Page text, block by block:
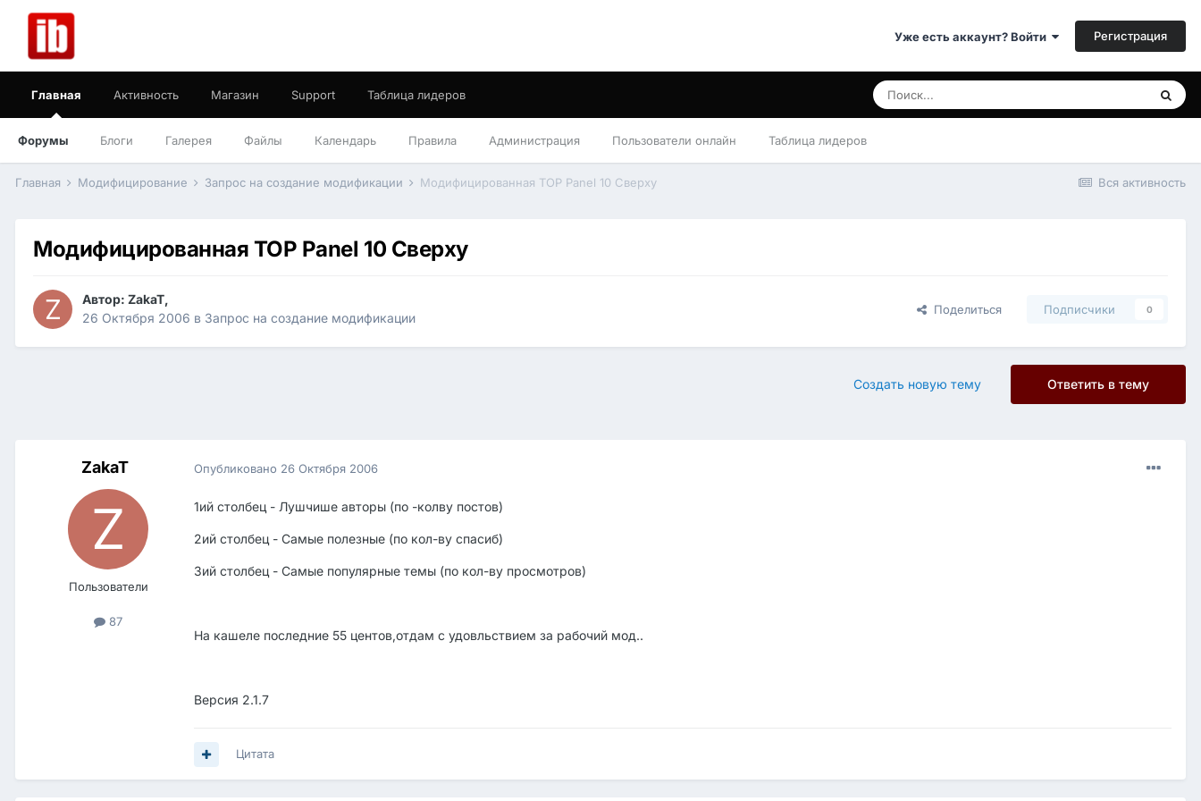
Уже есть аккаунт? Войти Регистрация
Главная
Форумы Блоги Галерея Файлы Календарь Правила Администрация Пользователи онлайн Таблица лидеров
Активность Магазин Support Таблица лидеров
Вся активность
Главная Модифицирование Запрос на создание модификации Модифицированная TOP Panel 10 Сверху
Модифицированная TOP Panel 10 Сверху
Автор: ZakaT,
26 Октября 2006 в Запрос на создание модификации
Поделиться Подписчики 0
Ответить в тему
Создать новую тему
ZakaT
Пользователи
87
Опубликовано 26 Октября 2006
1ий столбец - Лушчише авторы (по -колву постов)
2ий столбец - Самые полезные (по кол-ву спасиб)
3ий столбец - Самые популярные темы (по кол-ву просмотров)
На кашеле последние 55 центов,отдам с удовльствием за рабочий мод..
Версия 2.1.7
Цитата